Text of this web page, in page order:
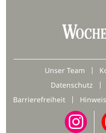
Unser Team
Datenschutz
Barrierefreiheit